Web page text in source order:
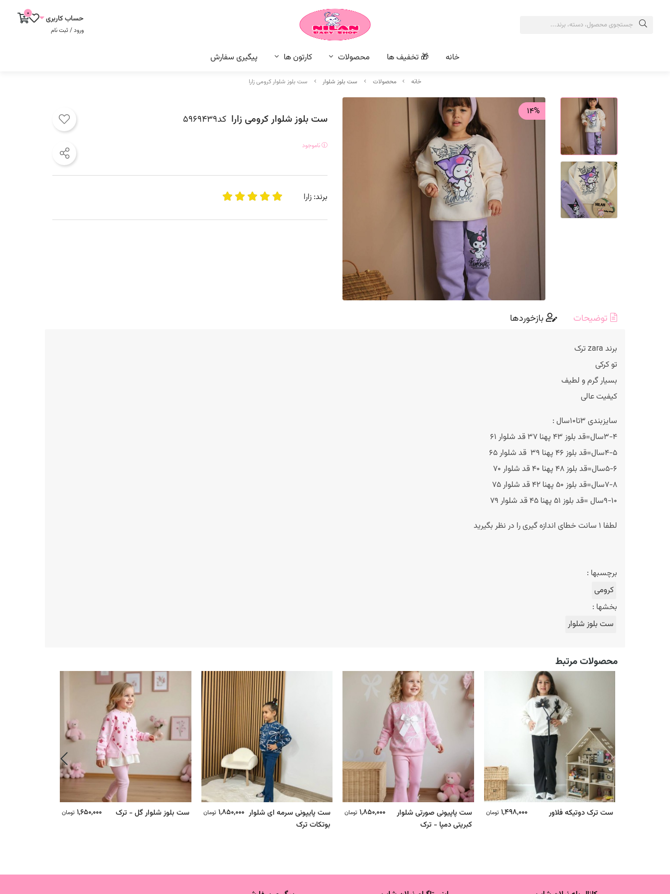
حساب کاربری
ورود / ثبت نام
0
خانه 🎁 تخفیف ها محصولات کارتون ها پیگیری سفارش
خانه محصولات ست بلوز شلوار ست بلوز شلوار کرومی زارا
14%
ست بلوز شلوار کرومی زارا کد
ناموجود
برند: زارا
توضیحات بازخوردها
برند zara ترک
تو کرکی
بسیار گرم و لطیف
کیفیت عالی
سایزبندی ۳تا۱۰سال :
۳-۴سال=قد بلوز ۴۳ پهنا ۳۷ قد شلوار ۶۱
۴-۵سال=قد بلوز ۴۶ پهنا ۳۹ قد شلوار ۶۵
۵-۶سال=قد بلوز ۴۸ پهنا ۴۰ قد شلوار ۷۰
۷-۸سال=قد بلوز ۵۰ پهنا ۴۲ قد شلوار ۷۵
۹-۱۰سال =قد بلوز ۵۱ پهنا ۴۵ قد شلوار ۷۹
لطفا 1 سانت خطای اندازه گیری را در نظر بگیرید
برچسبها :
کرومی
بخشها :
ست بلوز شلوار
محصولات مرتبط
ست ترک دوتیکه فلاور 1,498,000 تومان
ست پاپیونی صورتی شلوار
کبریتی دمپا - ترک
1,850,000 تومان
ست پایپونی سرمه ای شلوار
بوتکات ترک
1,850,000 تومان ست بلوز شلوار گل - ترک 1,650,000 تومان